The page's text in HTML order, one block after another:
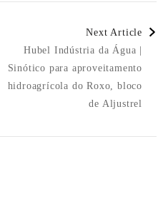
Next Article
Hubel Indústria da Água |
Sinótico para aproveitamento
hidroagrícola do Roxo, bloco
de Aljustrel